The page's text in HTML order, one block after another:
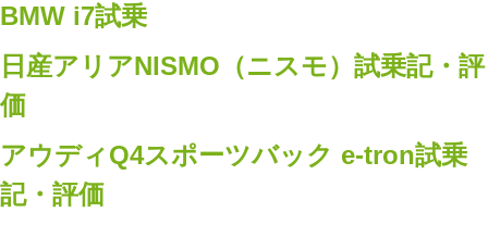
BMW i7試乗
日産アリアNISMO（ニスモ）試乗記・評
価
アウディQ4スポーツバック e-tron試乗
記・評価